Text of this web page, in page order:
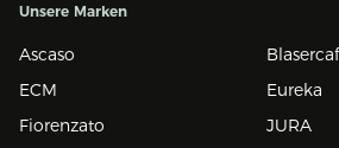
Unsere Marken
Ascaso
ECM
Eureka
Fiorenzato
JURA